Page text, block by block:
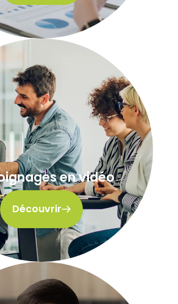
en vidéo
Découvrir